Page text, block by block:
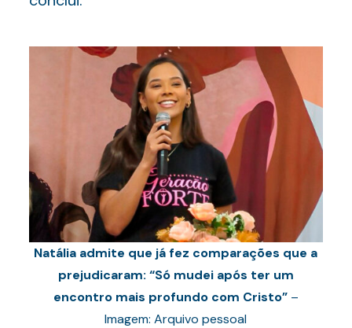
Natália admite que já fez comparações que a
prejudicaram: “Só mudei após ter um
encontro mais profundo com Cristo”–
Imagem: Arquivo pessoal